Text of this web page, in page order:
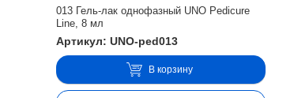
013 Гель-лак однофазный UNO Pedicure
Line, 8 мл
Артикул: UNO-ped013
В корзину